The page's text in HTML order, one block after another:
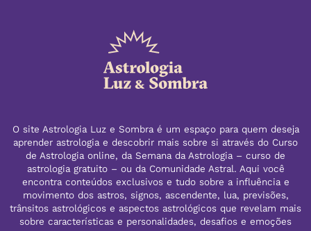
O site Astrologia Luz e Sombra é um espaço para quem deseja
aprender astrologia e descobrir mais sobre si através do Curso
de Astrologia online, da Semana da Astrologia – curso de
astrologia gratuito – ou da Comunidade Astral. Aqui você
encontra conteúdos exclusivos e tudo sobre a influência e
movimento dos astros, signos, ascendente, lua, previsões,
trânsitos astrológicos e aspectos astrológicos que revelam mais
sobre características e personalidades, desafios e emoções